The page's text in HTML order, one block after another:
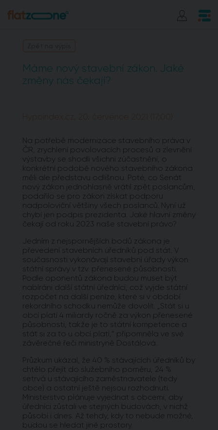
Máme nový stavební zákon. Jaké
změny nás čekají?
Hypoindex.cz, 20. července 2021 (17:00)
Na potřebě modernizace stavebního práva v
ČR, zrychlení povolovacích procesů a zlevnění
výstavby se shodli všichni zúčastnění, o
konkrétní podobě nového stavebního zákona
měli ale představu odlišnou. Poté, co Senát
nový zákon jednohlasně vrátil zpět poslancům,
podařilo se pro zákon získat podporu
nadpoloviční většiny všech poslanců. Nyní už
chybí jen podpis prezidenta. Jaké hlavní změny
čekají od roku 2023 naše stavební právo?
Jedním z nejspornějších bodů zákona je
převedení stavebních úředníků pod stát. V
současnosti vykonávají stavební úřady výkon
státní správy v tzv. přenesené působnosti.
Podle oponentů zákona budou muset být
nabíráni další státní úředníci, což vyjde státní
rozpočet na další peníze, které si v období
rekordního schodku nemůže dovolit. „Stát si u
obcí platí 4 miliardy ročně za výkon přenesené
působnosti, takže je to státní kompetence a
stát si za to u obcí platí,“ připomněla ve své
závěrečné řeči ministryně Dostálová.
Průzkum ukázal, že 40 % stávajících úředníků by
chtělo přejít do služebního poměru, 24 %
setrvá u stávajícího zaměstnavatele (tedy
obce) a ostatní ještě nejsou rozhodnuti.
Ministerstvo plánuje vyjednat s obcemi, aby
úředníci zůstali ve stejných budovách, v nichž
působí i dnes. Až tehdy, kdy to nebude možné,
budou se hledat jiné prostory.